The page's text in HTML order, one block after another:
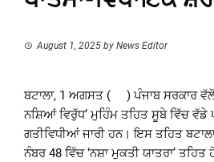
August 1, 2025 by News Editor
ਬਟਾਲਾ, 1 ਅਗਸਤ ( ) ਪੰਜਾਬ ਸਰਕਾਰ
ਨਸ਼ਿਆਂ ਵਿਰੁੱਧ’ ਮੁਹਿੰਮ ਤਹਿਤ ਸੂਬੇ ਵਿੱਚ ਵੱਡੇ
ਗਤੀਵਿਧੀਆਂ ਜਾਰੀ ਹਨ। ਇਸ ਤਹਿਤ
ਨੰਬਰ 48 ਵਿੱਚ ‘ਨਸ਼ਾ ਮੁਕਤੀ ਯਾਤਰਾ’